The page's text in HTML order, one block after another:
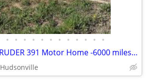
• • • • • • • • • • • •
2005 DAMON INTRUDER 391 Motor Home -6000 miles- REPAIRABLE RV Camper
Hudsonville